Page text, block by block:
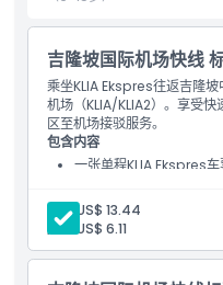
儿童成人政策
营业时间
需要了解的事项
位置
吉隆坡国际机场快线
乘坐KLIA Ekspres往返吉隆
机场（KLIA/KLIA2）。享受
区至机场接驳服务。
包含内容
一张单程KLIA Ekspres车
成人: US$ 13.44
儿童:
US$ 6.11